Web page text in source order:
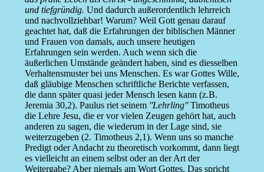
und tiefgründig. Und dadurch außerordentlich lehrreich
und nachvollziehbar! Warum? Weil Gott genau darauf
geachtet hat, daß die Erfahrungen der biblischen Männer
und Frauen von damals, auch unsere heutigen
Erfahrungen sein werden. Auch wenn sich die
äußerlichen Umstände geändert haben, sind es diesselben
Verhaltensmuster bei uns Menschen. Es war Gottes Wille,
daß gläubige Menschen schriftliche Berichte verfassen,
die dann später quasi jeder Mensch lesen kann (z.B.
Jeremia 30,2). Paulus riet seinem ''Lehrling''Timotheus
die Lehre Jesu, die er vor vielen Zeugen gehört hat, auch
anderen zu sagen, die wiederum in der Lage sind, sie
weiterzugeben (2. Timotheus 2,1). Wenn uns so manche
Predigt oder Andacht zu theoretisch vorkommt, dann liegt
es vielleicht an einem selbst oder an der Art der
Weitergabe? Aber niemals am Wort Gottes. Das spricht